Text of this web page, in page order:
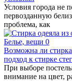
Условия города не
первозданную
проблема, как
Белье, вещи 0
Возможна ли
подход к стирке
При выборе
внимание на цвет,